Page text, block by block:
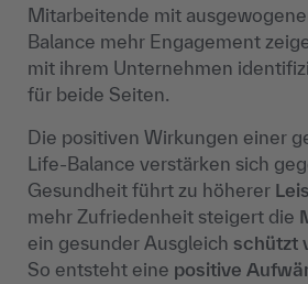
Mitarbeitende mit
Balance mehr Engagement
mit ihrem Unternehmen
für beide Seiten.
Die positiven Wirkungen einer
Life-Balance verstärken sich
Gesundheit führt zu höherer
mehr Zufriedenheit steigert die
ein gesunder Ausgleich schützt
So entsteht eine positive